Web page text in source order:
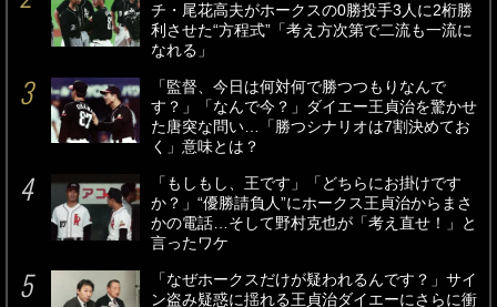
チ・尾花高夫がホークスの0勝投手3人に2桁勝
利させた“方程式”「考え方次第で二流も一流に
なれる」
「監督、今日は何対何で勝つつもりなんで
す？」「なんで今？」ダイエー王貞治を驚かせ
た唐突な問い…「勝つシナリオは7割決めてお
く」意味とは？
「もしもし、王です」「どちらにお掛けです
か？」“優勝請負人”にホークス王貞治からまさ
かの電話…そして野村克也が「考え直せ！」と
言ったワケ
「なぜホークスだけが疑われるんです？」サイ
ン盗み疑惑に揺れる王貞治ダイエーにさらに衝